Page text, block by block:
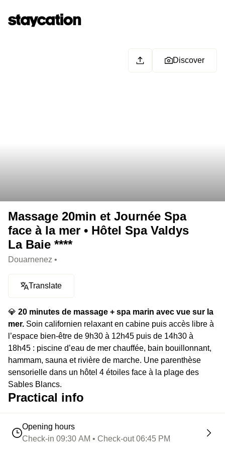
Discover
Massage 20min et Journée Spa
face à la mer • Hôtel Spa Valdys
La Baie ****
Douarnenez •
Translate
💎 20 minutes de massage + spa marin avec vue sur la
mer. Soin californien relaxant en cabine puis accès libre à
l’espace bien-être de 9h30 à 12h45 puis de 14h30 à
18h45 : piscine d’eau de mer chauffée, bain bouillonnant,
hammam, sauna et rivière de marche. Une parenthèse
sensorielle dans un hôtel 4 étoiles face à la plage des
Sables Blancs.
⭐️ Le highlight :L’un des plus beaux spas marins de la
Practical info
Opening hours
Check-in 09:30 AM • Check-out 06:45 PM